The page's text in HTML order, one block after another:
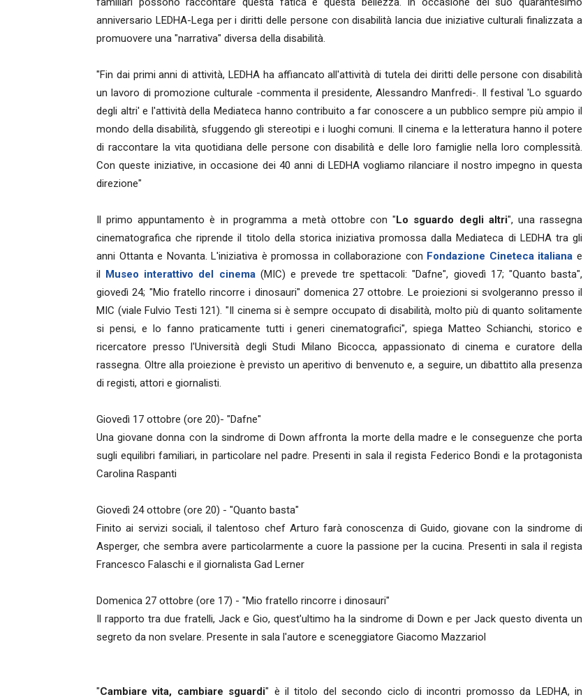
anniversario LEDHA-Lega per i diritti delle persone con disabilità lancia due iniziative culturali finalizzata a
promuovere una "narrativa" diversa della disabilità.
"Fin dai primi anni di attività, LEDHA ha affiancato all'attività di tutela dei diritti delle persone con disabilità
un lavoro di promozione culturale -commenta il presidente, Alessandro Manfredi-. Il festival 'Lo sguardo
degli altri' e l'attività della Mediateca hanno contribuito a far conoscere a un pubblico sempre più ampio il
mondo della disabilità, sfuggendo gli stereotipi e i luoghi comuni. Il cinema e la letteratura hanno il potere
di raccontare la vita quotidiana delle persone con disabilità e delle loro famiglie nella loro complessità.
Con queste iniziative, in occasione dei 40 anni di LEDHA vogliamo rilanciare il nostro impegno in questa
direzione"
Il primo appuntamento è in programma a metà ottobre con " Lo sguardo degli altri", una rassegna
cinematografica che riprende il titolo della storica iniziativa promossa dalla Mediateca di LEDHA tra gli
anni Ottanta e Novanta. L'iniziativa è promossa in collaborazione con Fondazione Cineteca italiana e
il
Museo interattivo del cinema (MIC) e prevede tre spettacoli: "Dafne", giovedì 17; "Quanto basta",
giovedì 24; "Mio fratello rincorre i dinosauri" domenica 27 ottobre. Le proiezioni si svolgeranno presso il
MIC (viale Fulvio Testi 121). "Il cinema si è sempre occupato di disabilità, molto più di quanto solitamente
si pensi, e lo fanno praticamente tutti i generi cinematografici", spiega Matteo Schianchi, storico e
ricercatore presso l'Università degli Studi Milano Bicocca, appassionato di cinema e curatore della
rassegna. Oltre alla proiezione è previsto un aperitivo di benvenuto e, a seguire, un dibattito alla presenza
di registi, attori e giornalisti.
Giovedì 17 ottobre (ore 20)- "Dafne"
Una giovane donna con la sindrome di Down affronta la morte della madre e le conseguenze che porta
sugli equilibri familiari, in particolare nel padre. Presenti in sala il regista Federico Bondi e la protagonista
Carolina Raspanti
Giovedì 24 ottobre (ore 20) - "Quanto basta"
Finito ai servizi sociali, il talentoso chef Arturo farà conoscenza di Guido, giovane con la sindrome di
Asperger, che sembra avere particolarmente a cuore la passione per la cucina. Presenti in sala il regista
Francesco Falaschi e il giornalista Gad Lerner
Domenica 27 ottobre (ore 17) - "Mio fratello rincorre i dinosauri"
Il rapporto tra due fratelli, Jack e Gio, quest'ultimo ha la sindrome di Down e per Jack questo diventa un
segreto da non svelare. Presente in sala l'autore e sceneggiatore Giacomo Mazzariol
"Cambiare vita, cambiare sguardi" è il titolo del secondo ciclo di incontri promosso da LEDHA, in